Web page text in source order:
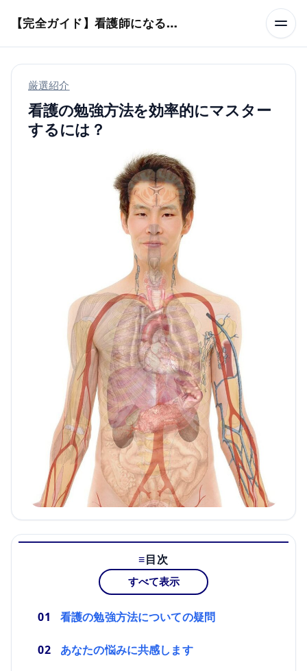
【完全ガイド】看護師になるまでのステップ＆スケジュール
厳選紹介
看護の勉強方法を効率的にマスター
するには？
目次
すべて表示
看護の勉強方法についての疑問
あなたの悩みに共感します